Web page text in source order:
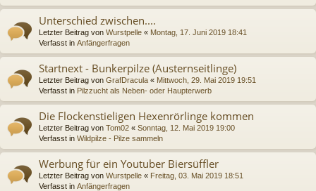
Unterschied zwischen....
Letzter Beitrag von Wurstpelle « Montag, 17. Juni 2019 18:41
Verfasst in Anfängerfragen
Startnext - Bunkerpilze (Austernseitlinge)
Letzter Beitrag von GrafDracula « Mittwoch, 29. Mai 2019 19:51
Verfasst in Pilzzucht als Neben- oder Haupterwerb
Die Flockenstieligen Hexenrörlinge kommen
Letzter Beitrag von Tom02 « Sonntag, 12. Mai 2019 19:00
Verfasst in Wildpilze - Pilze sammeln
Werbung für ein Youtuber Biersüffler
Letzter Beitrag von Wurstpelle « Freitag, 03. Mai 2019 18:51
Verfasst in Anfängerfragen